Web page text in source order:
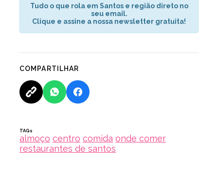
Tudo o que rola em Santos e região direto no
seu email.
Clique e assine a nossa newsletter gratuita!
COMPARTILHAR
TAGs
almoço centro comida onde comer
restaurantes de santos